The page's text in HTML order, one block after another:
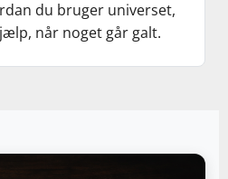
du bruger universet,
når noget går galt.